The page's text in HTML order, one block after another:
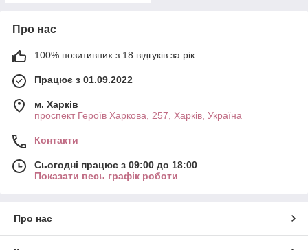
Про нас
100% позитивних з 18 відгуків за рік
Працює з 01.09.2022
м. Харків
проспект Героїв Харкова, 257, Харків, Україна
Контакти
Сьогодні працює з 09:00 до 18:00
Показати весь графік роботи
Про нас